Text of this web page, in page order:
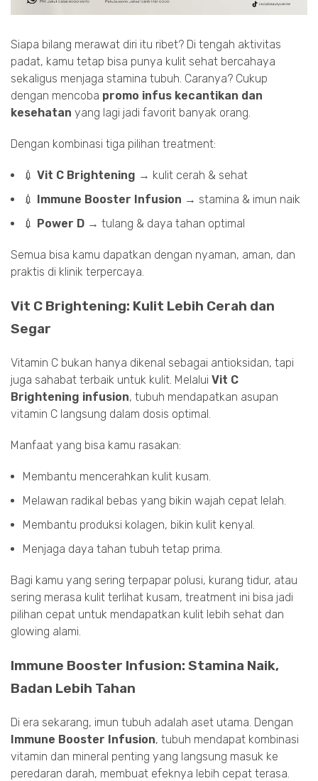
Siapa bilang merawat diri itu ribet? Di tengah aktivitas
padat, kamu tetap bisa punya kulit sehat bercahaya
sekaligus menjaga stamina tubuh. Caranya? Cukup
dengan mencoba promo infus kecantikan dan
kesehatan yang lagi jadi favorit banyak orang.
Dengan kombinasi tiga pilihan treatment:
💉 Vit C Brightening → kulit cerah & sehat
💉 Immune Booster Infusion → stamina & imun naik
💉 Power D → tulang & daya tahan optimal
Semua bisa kamu dapatkan dengan nyaman, aman, dan
praktis di klinik terpercaya.
Vit C Brightening: Kulit Lebih Cerah dan
Segar
Vitamin C bukan hanya dikenal sebagai antioksidan, tapi
juga sahabat terbaik untuk kulit. Melalui Vit C
Brightening infusion, tubuh mendapatkan asupan
vitamin C langsung dalam dosis optimal.
Manfaat yang bisa kamu rasakan:
Membantu mencerahkan kulit kusam.
Melawan radikal bebas yang bikin wajah cepat lelah.
Membantu produksi kolagen, bikin kulit kenyal.
Menjaga daya tahan tubuh tetap prima.
Bagi kamu yang sering terpapar polusi, kurang tidur, atau
sering merasa kulit terlihat kusam, treatment ini bisa jadi
pilihan cepat untuk mendapatkan kulit lebih sehat dan
glowing alami.
Immune Booster Infusion: Stamina Naik,
Badan Lebih Tahan
Di era sekarang, imun tubuh adalah aset utama. Dengan
Immune Booster Infusion, tubuh mendapat kombinasi
vitamin dan mineral penting yang langsung masuk ke
peredaran darah, membuat efeknya lebih cepat terasa.